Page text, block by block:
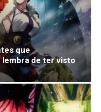
que
de ter visto